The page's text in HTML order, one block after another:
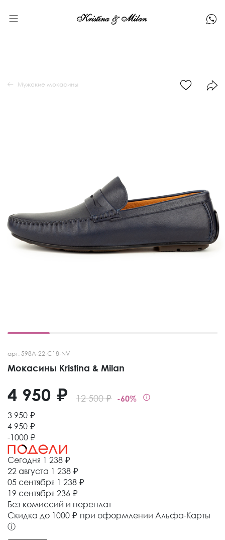
арт. 598A-22-C18-NV
Мокасины Kristina & Milan
12 500 ₽ -60%
4 950 ₽
3 950 ₽
4 950 ₽
-1000 ₽
Сегодня 1 238 ₽
22 августа 1 238 ₽
05 сентября 1 238 ₽
19 сентября 236 ₽
Без комиссий и переплат
Cкидка до 1000 ₽ при оформлении Альфа-Карты
ⓘ
Мужские мокасины